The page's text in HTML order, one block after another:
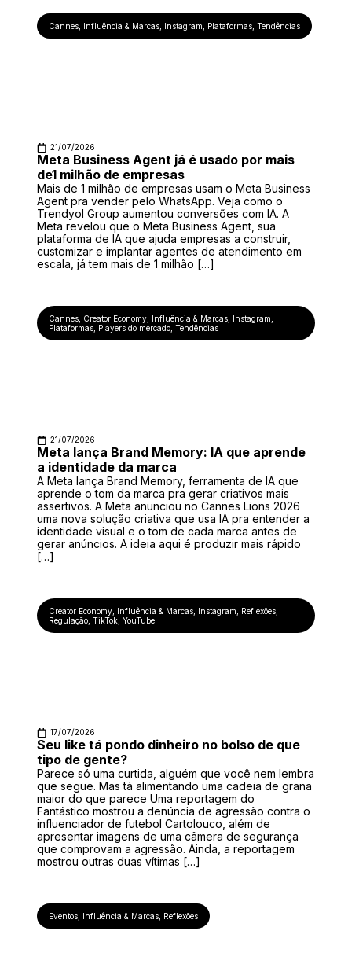
Cannes Influência & Marcas Instagram Plataformas ,Tendências
21/07/2026
Meta Business Agent já é usado por mais
de1 milhão de empresas
Mais de 1 milhão de empresas usam o Meta Business
Agent pra vender pelo WhatsApp. Veja como o
Trendyol Group aumentou conversões com IA. A
Meta revelou que o Meta Business Agent, sua
plataforma de IA que ajuda empresas a construir,
customizar e implantar agentes de atendimento em
escala, já tem mais de 1 milhão […]
Cannes Creator Economy Influência & Marcas Instagram
Plataformas Players do mercado ,Tendências
21/07/2026
Meta lança Brand Memory: IA que aprende
a identidade da marca
A Meta lança Brand Memory, ferramenta de IA que
aprende o tom da marca pra gerar criativos mais
assertivos. A Meta anunciou no Cannes Lions 2026
uma nova solução criativa que usa IA pra entender a
identidade visual e o tom de cada marca antes de
gerar anúncios. A ideia aqui é produzir mais rápido
[…]
Creator Economy Influência & Marcas Instagram Reflexões
Regulação ,TikTok ,YouTube
17/07/2026
Seu like tá pondo dinheiro no bolso de que
tipo de gente?
Parece só uma curtida, alguém que você nem lembra
que segue. Mas tá alimentando uma cadeia de grana
maior do que parece Uma reportagem do
Fantástico mostrou a denúncia de agressão contra o
influenciador de futebol Cartolouco, além de
apresentar imagens de uma câmera de segurança
que comprovam a agressão. Ainda, a reportagem
mostrou outras duas vítimas […]
Eventos Influência & Marcas Reflexões